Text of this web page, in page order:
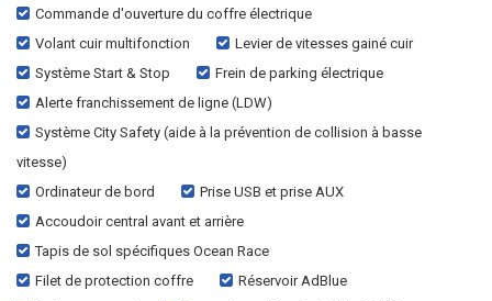
Commande d'ouverture du coffre électrique
Volant cuir multifonction
Levier de vitesses gainé cuir
Système Start & Stop
Frein de parking électrique
Alerte franchissement de ligne (LDW)
Système City Safety (aide à la prévention de collision à basse
vitesse)
Ordinateur de bord
Prise USB et prise AUX
Accoudoir central avant et arrière
Tapis de sol spécifiques Ocean Race
Filet de protection coffre
Réservoir AdBlue